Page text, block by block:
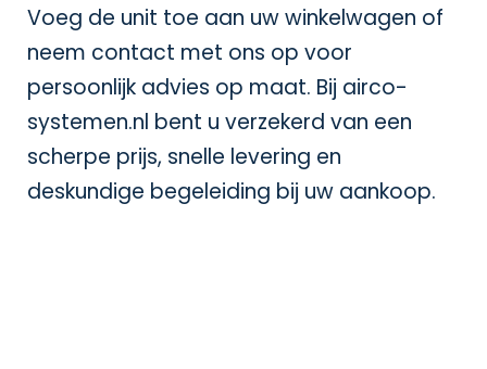
Voeg de unit toe aan uw winkelwagen of
neem contact met ons op voor
persoonlijk advies op maat. Bij airco-
systemen.nl bent u verzekerd van een
scherpe prijs, snelle levering en
deskundige begeleiding bij uw aankoop.